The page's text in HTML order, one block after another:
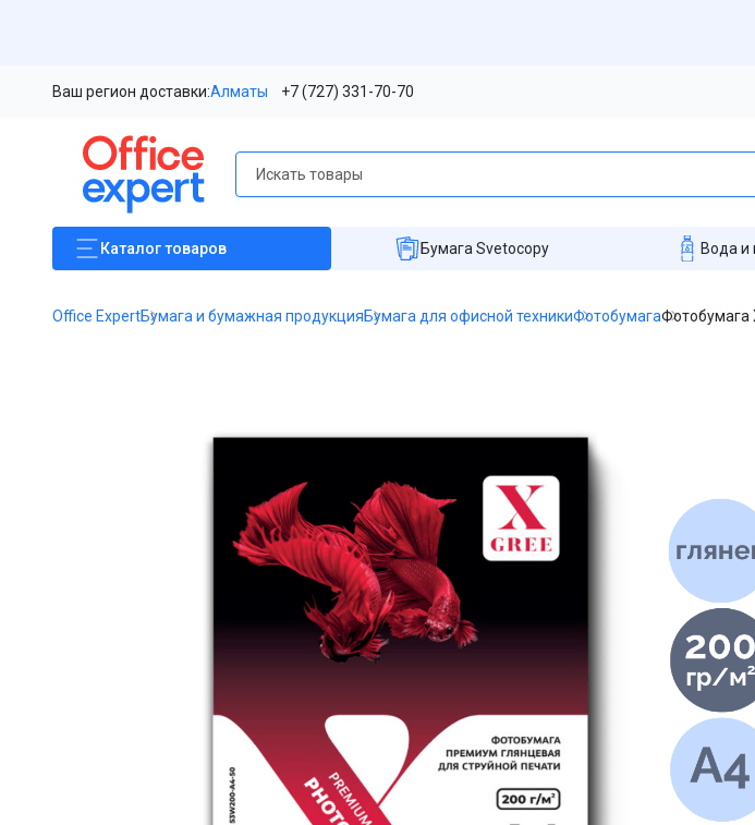
Ваш регион доставки:Алматы +7 (727) 331-70-70
Каталогтоваров Бумага Svetocopy Вода и
Office ExpertБумага и бумажная продукцияБумага для офисной техникиФотобумагаФотобумага